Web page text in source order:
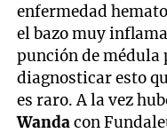
enfermedad
el bazo muy
punción de
diagnosticar esto
es raro. A la vez
Wandacon